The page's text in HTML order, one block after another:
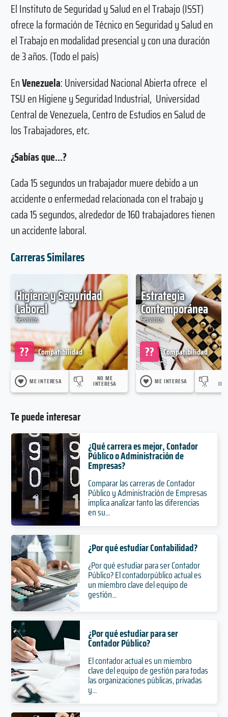
El Instituto de Seguridad y Salud en el Trabajo (ISST)
ofrece la formación de Técnico en Seguridad y Salud en
el Trabajo en modalidad presencial y con una duración
de 3 años. (Todo el país)
EnVenezuela: Universidad Nacional Abierta ofrece el
TSU en Higiene y Seguridad Industrial, Universidad
Central de Venezuela, Centro de Estudios en Salud de
los Trabajadores, etc.
¿Sabías que…?
Cada 15 segundos un trabajador muere debido a un
accidente o enfermedad relacionada con el trabajo y
cada 15 segundos, alrededor de 160 trabajadores tienen
un accidente laboral.
Carreras Similares
Higiene y Seguridad
Laboral
Servicios
Compatibilidad
??
ME INTERESA NO ME
INTERESA
Estrategia
Contemporánea
Servicios
Compatibilidad
??
ME INTERESA
Te puede interesar
¿Qué carrera es mejor, Contador
Público o Administración de
Empresas?
Comparar las carreras de Contador
Público y Administración de Empresas
implica analizar tanto las diferencias
en su...
¿Por qué estudiar Contabilidad?
¿Por qué estudiar para ser Contador
Público? El contadorpúblico actual es
un miembro clave del equipo de
gestión...
¿Por qué estudiar para ser
Contador Público?
El contador actual es un miembro
clave del equipo de gestión para todas
las organizaciones públicas, privadas
y...